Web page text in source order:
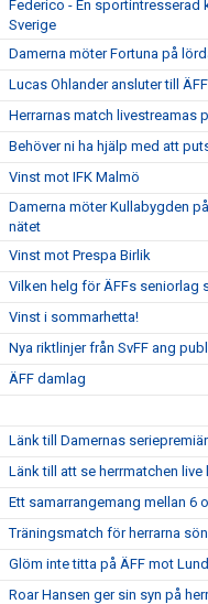
Federico - En sportintresserad
Sverige
Damerna möter Fortuna på
Lucas Ohlander ansluter till
Herrarnas match livestreamas
Behöver ni ha hjälp med att
Vinst mot IFK Malmö
Damerna möter Kullabygden
nätet
Vinst mot Prespa Birlik
Vilken helg för ÄFFs seniorlag
Vinst i sommarhetta!
Nya riktlinjer från SvFF ang
ÄFF damlag
Länk till Damernas
Länk till att se herrmatchen
Ett samarrangemang mellan 6
Träningsmatch för herrarna
Glöm inte titta på ÄFF mot
Roar Hansen ger sin syn på